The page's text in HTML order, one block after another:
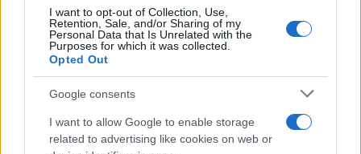
I want to opt-out of Collection, Use,
Retention, Sale, and/or Sharing of my
Personal Data that Is Unrelated with the
Purposes for which it was collected.
Opted Out
Google consents
I want to allow Google to enable storage
related to advertising like cookies on web or
ΗΠΑ: Ο Αμπντούλ Ελ
Σαγιέντ πήρε το χρίσμα
των Δημοκρατικών στο
Ακολουθεί η κρίσιμη μάχη
του Νοεμβρίου απέναντι
στον εκλεκτό του Τραμπ,
Μάικ Ρότζερς